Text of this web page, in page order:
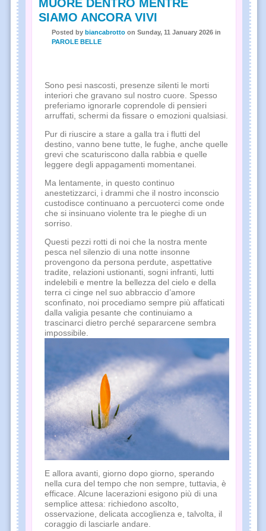
MUORE DENTRO MENTRE
SIAMO ANCORA VIVI
Posted by biancabrotto on Sunday, 11 January 2026 in
PAROLE BELLE
Sono pesi nascosti, presenze silenti le morti
interiori che gravano sul nostro cuore. Spesso
preferiamo ignorarle coprendole di pensieri
arruffati, schermi da fissare o emozioni qualsiasi.
Pur di riuscire a stare a galla tra i flutti del
destino, vanno bene tutte, le fughe, anche quelle
grevi che scaturiscono dalla rabbia e quelle
leggere degli appagamenti momentanei.
Ma lentamente, in questo continuo
anestetizzarci, i drammi che il nostro inconscio
custodisce continuano a percuoterci come onde
che si insinuano violente tra le pieghe di un
sorriso.
Questi pezzi rotti di noi che la nostra mente
pesca nel silenzio di una notte insonne
provengono da persona perdute, aspettative
tradite, relazioni ustionanti, sogni infranti, lutti
indelebili e mentre la bellezza del cielo e della
terra ci cinge nel suo abbraccio d’amore
sconfinato, noi procediamo sempre più affaticati
dalla valigia pesante che continuiamo a
trascinarci dietro perché separarcene sembra
impossibile.
E allora avanti, giorno dopo giorno, sperando
nella cura del tempo che non sempre, tuttavia, è
efficace. Alcune lacerazioni esigono più di una
semplice attesa: richiedono ascolto,
osservazione, delicata accoglienza e, talvolta, il
coraggio di lasciarle andare.